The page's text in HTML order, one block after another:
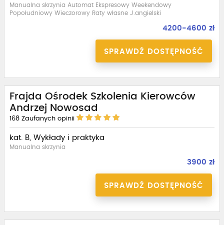
Manualna skrzynia Automat Ekspresowy Weekendowy
Popołudniowy Wieczorowy Raty własne J.angielski
4200-4600 zł
SPRAWDŹ DOSTĘPNOŚĆ
Frajda Ośrodek Szkolenia Kierowców
Andrzej Nowosad
168 Zaufanych opinii
kat. B, Wykłady i praktyka
Manualna skrzynia
3900 zł
SPRAWDŹ DOSTĘPNOŚĆ